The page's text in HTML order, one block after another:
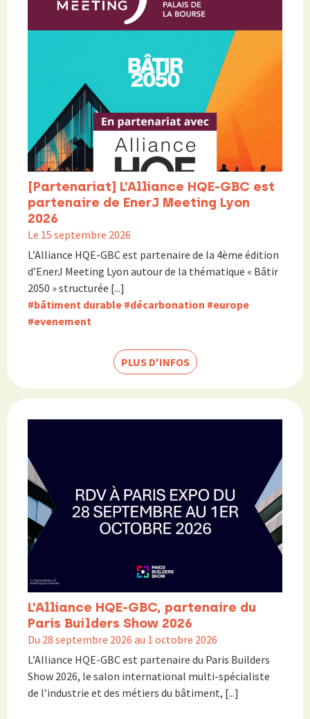
[Partenariat] L’Alliance HQE-GBC est
partenaire de EnerJ Meeting Lyon
2026
Le 15 septembre 2026
L’Alliance HQE-GBC est partenaire de la 4ème édition
d’EnerJ Meeting Lyon autour de la thématique « Bâtir
2050 » structurée [...]
#bâtiment durable #décarbonation #europe
#evenement
PLUS D'INFOS
L’Alliance HQE-GBC, partenaire du
Paris Builders Show 2026
Du 28 septembre 2026 au 1 octobre 2026
L’Alliance HQE-GBC est partenaire du Paris Builders
Show 2026, le salon international multi-spécialiste
de l’industrie et des métiers du bâtiment, [...]